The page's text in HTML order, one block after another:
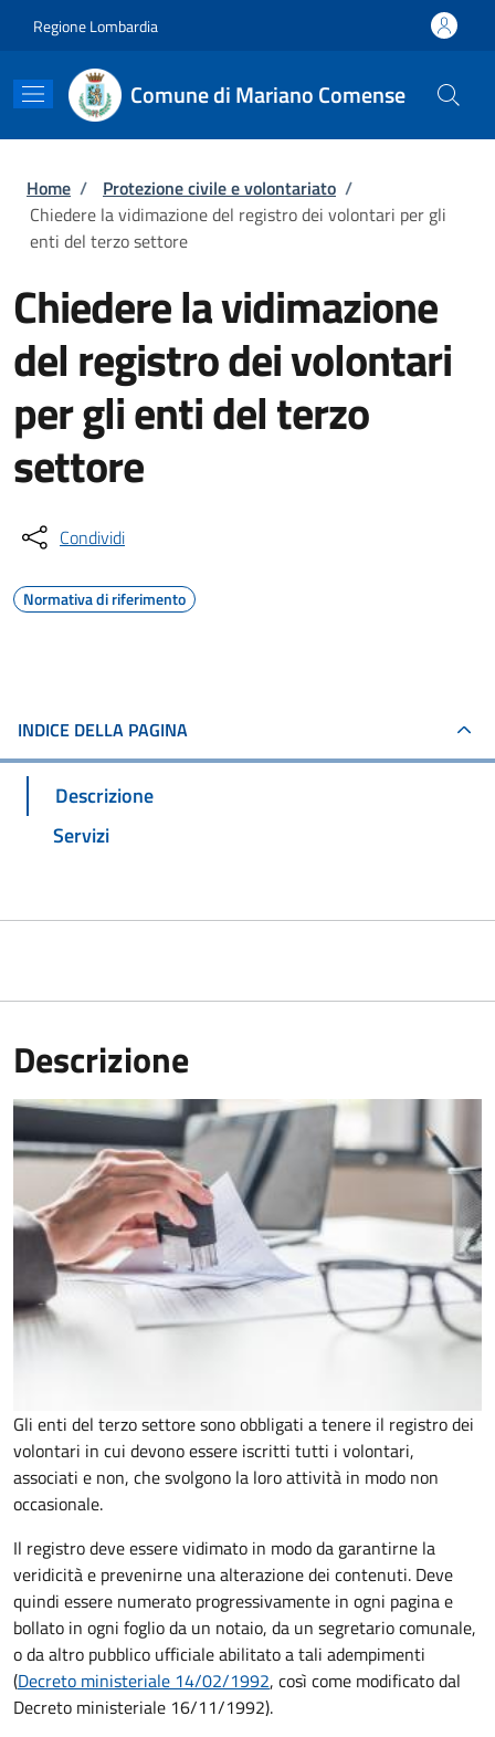
Regione Lombardia
Comune di Mariano Comense
Briciole di pane
Home / Protezione civile e volontariato /
Chiedere la vidimazione del registro dei volontari per gli
enti del terzo settore
Chiedere la vidimazione
del registro dei volontari
per gli enti del terzo
settore
Condividi
Normativa di riferimento
INDICE DELLA PAGINA
Descrizione
Servizi
Descrizione
Gli enti del terzo settore sono obbligati a tenere il registro dei
volontari in cui devono essere iscritti tutti i volontari,
associati e non, che svolgono la loro attività in modo non
occasionale.
Il registro deve essere vidimato in modo da garantirne la
veridicità e prevenirne una alterazione dei contenuti. Deve
quindi essere numerato progressivamente in ogni pagina e
bollato in ogni foglio da un notaio, da un segretario comunale,
o da altro pubblico ufficiale abilitato a tali adempimenti
(Decreto ministeriale 14/02/1992, così come modificato dal
Decreto ministeriale 16/11/1992).